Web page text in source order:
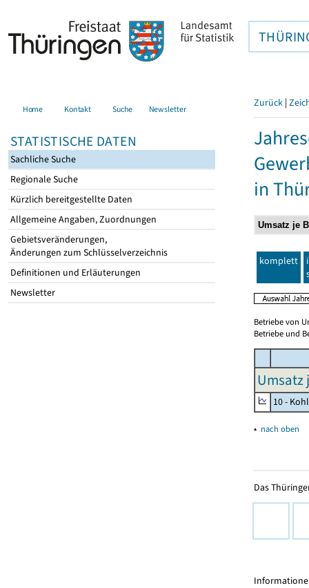
Home Kontakt Suche Newsletter
STATISTISCHE DATEN
Sachliche Suche
Regionale Suche
Kürzlich bereitgestellte Daten
Allgemeine Angaben, Zuordnungen
Gebietsveränderungen,
Änderungen zum Schlüsselverzeichnis
Definitionen und Erläuterungen
Newsletter
Zurück |
in
komplett
Betriebe von
Betriebe und
Umsatz
10 -
▴ nach oben
Das